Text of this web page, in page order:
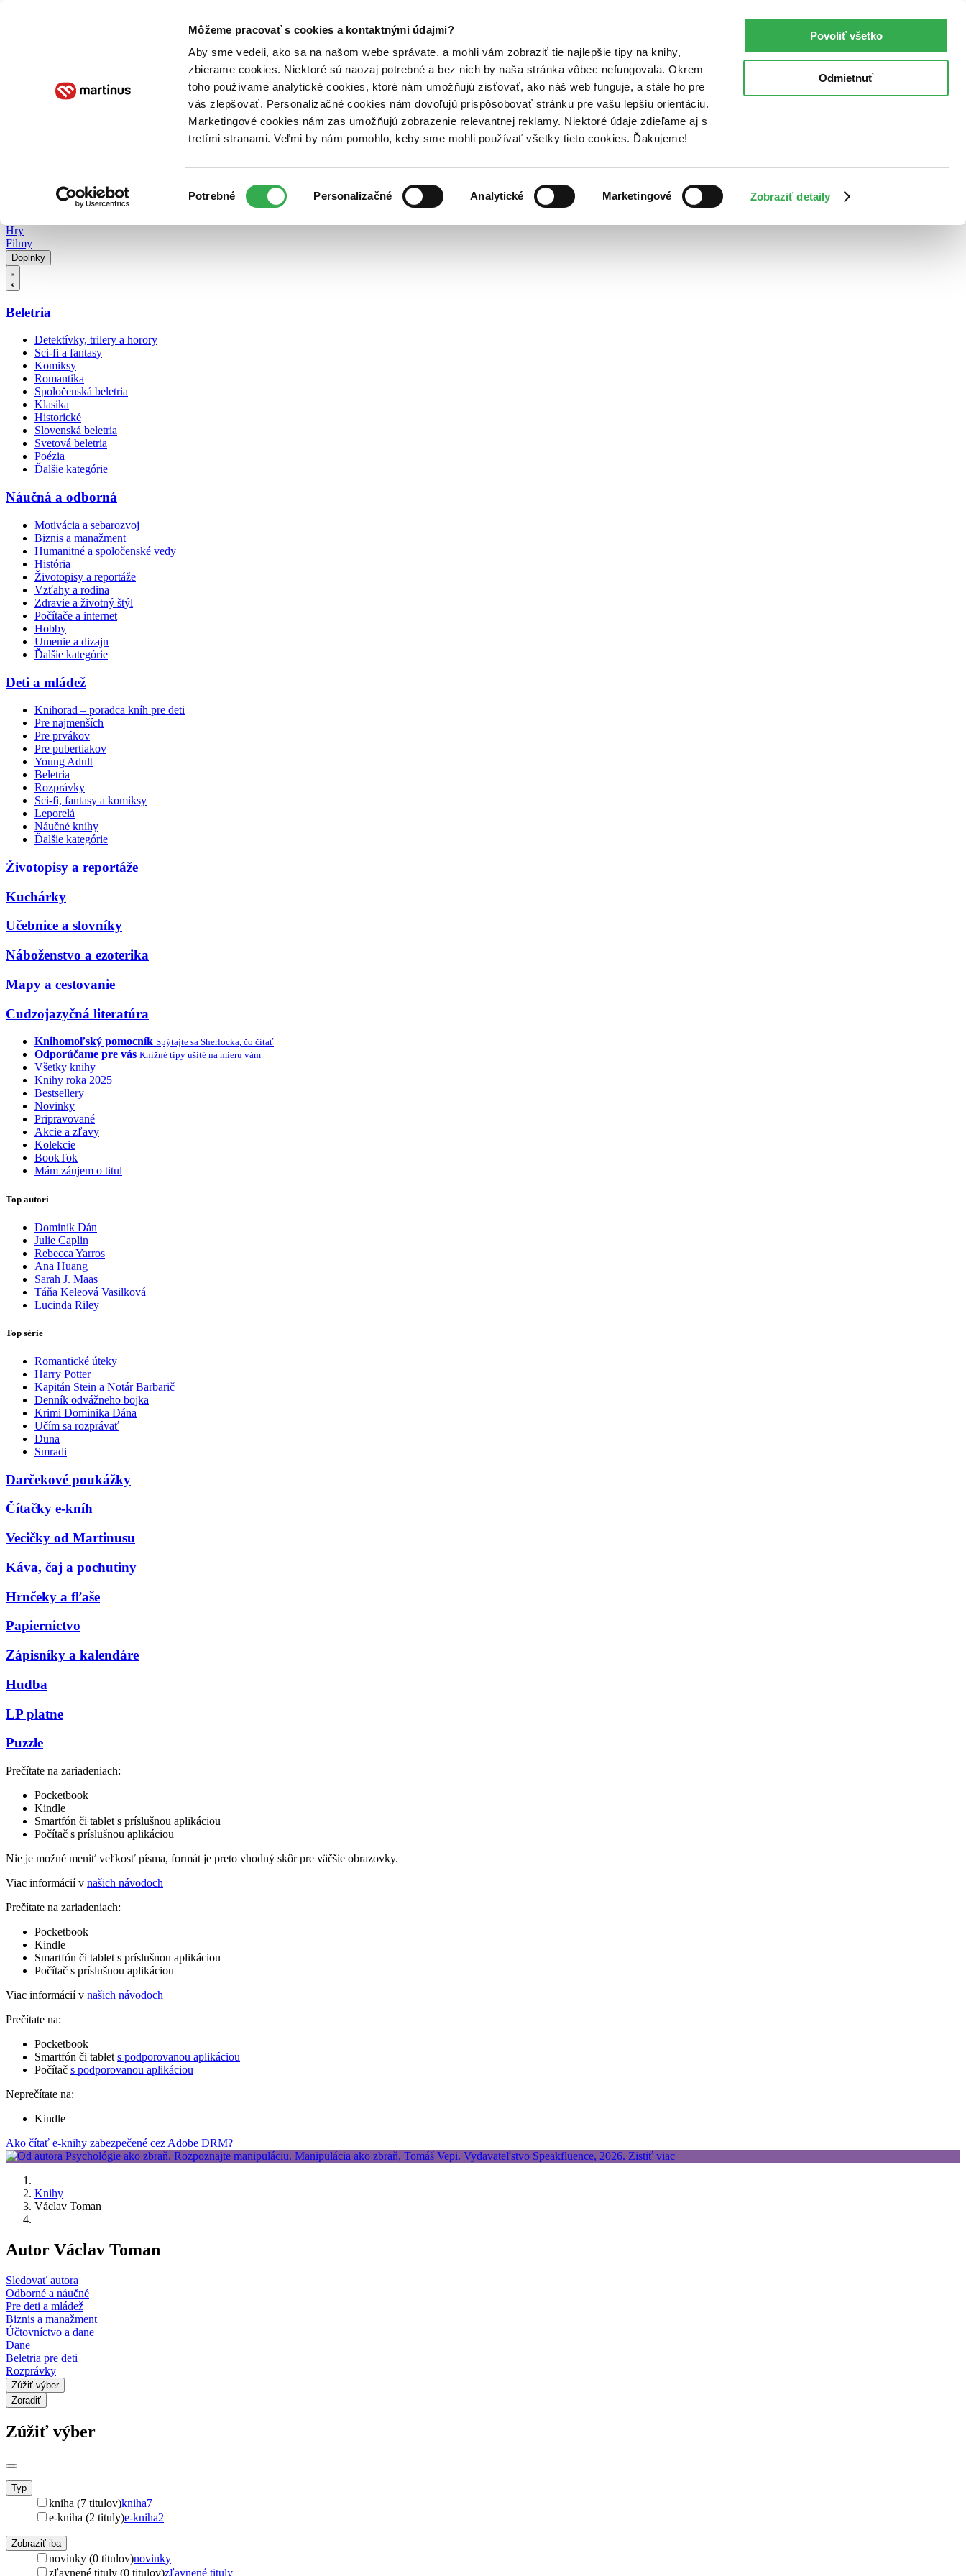
Môžeme pracovať s cookies a kontaktnými údajmi?
Aby sme vedeli, ako sa na našom webe správate, a mohli vám zobraziť tie najlepšie tipy na knihy,
zbierame cookies. Niektoré sú naozaj potrebné a bez nich by naša stránka vôbec nefungovala. Okrem
toho používame analytické cookies, ktoré nám umožňujú zisťovať, ako náš web funguje, a stále ho pre
vás zlepšovať. Personalizačné cookies nám dovoľujú prispôsobovať stránku pre vašu lepšiu orientáciu.
Marketingové cookies nám zas umožňujú zobrazenie relevantnej reklamy. Niektoré údaje zdieľame aj s
tretími stranami. Veľmi by nám pomohlo, keby sme mohli používať všetky tieto cookies. Ďakujeme!
súhlasu
Potrebné Personalizačné Analytické Marketingové Zobraziť detaily
Povoliť všetko
Odmietnuť
Poukážky Kontakt
Hry
Filmy
Doplnky
Beletria
Detektívky, trilery a horory
Sci-fi a fantasy
Komiksy
Romantika
Spoločenská beletria
Klasika
Historické
Slovenská beletria
Svetová beletria
Poézia
Ďalšie kategórie
Náučná a odborná
Motivácia a sebarozvoj
Biznis a manažment
Humanitné a spoločenské vedy
História
Životopisy a reportáže
Vzťahy a rodina
Zdravie a životný štýl
Počítače a internet
Hobby
Umenie a dizajn
Ďalšie kategórie
Deti a mládež
Knihorad – poradca kníh pre deti
Pre najmenších
Pre prvákov
Pre pubertiakov
Young Adult
Beletria
Rozprávky
Sci-fi, fantasy a komiksy
Leporelá
Náučné knihy
Ďalšie kategórie
Životopisy a reportáže
Kuchárky
Učebnice a slovníky
Náboženstvo a ezoterika
Mapy a cestovanie
Cudzojazyčná literatúra
Knihomoľský pomocník Spýtajte sa Sherlocka, čo čítať
Odporúčame pre vás Knižné tipy ušité na mieru vám
Všetky knihy
Knihy roka 2025
Bestsellery
Novinky
Pripravované
Akcie a zľavy
Kolekcie
BookTok
Mám záujem o titul
Top autori
Dominik Dán
Julie Caplin
Rebecca Yarros
Ana Huang
Sarah J. Maas
Táňa Keleová Vasilková
Lucinda Riley
Top série
Romantické úteky
Harry Potter
Kapitán Stein a Notár Barbarič
Denník odvážneho bojka
Krimi Dominika Dána
Učím sa rozprávať
Duna
Smradi
Darčekové poukážky
Čítačky e-kníh
Vecičky od Martinusu
Káva, čaj a pochutiny
Hrnčeky a fľaše
Papiernictvo
Zápisníky a kalendáre
Hudba
LP platne
Puzzle
Prečítate na zariadeniach:
Pocketbook
Kindle
Smartfón či tablet s príslušnou aplikáciou
Počítač s príslušnou aplikáciou
Nie je možné meniť veľkosť písma, formát je preto vhodný skôr pre väčšie obrazovky.
Viac informácií v našich návodoch
Prečítate na zariadeniach:
Pocketbook
Kindle
Smartfón či tablet s príslušnou aplikáciou
Počítač s príslušnou aplikáciou
Viac informácií v našich návodoch
Prečítate na:
Pocketbook
Smartfón či tablet s podporovanou aplikáciou
Počítač s podporovanou aplikáciou
Neprečítate na:
Kindle
Ako čítať e-knihy zabezpečené cez Adobe DRM?
Knihy
Václav Toman
Autor Václav Toman
Sledovať autora
Odborné a náučné
Pre deti a mládež
Biznis a manažment
Účtovníctvo a dane
Dane
Beletria pre deti
Rozprávky
Zúžiť výber
Zoradiť
Zúžiť výber
Typ
kniha (7 titulov)kniha7
e-kniha (2 tituly)e-kniha2
Zobraziť iba
novinky (0 titulov)novinky
zľavnené tituly (0 titulov)zľavnené tituly